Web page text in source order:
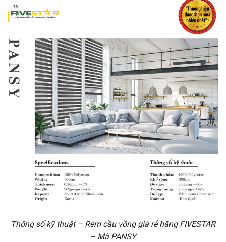
Thông số kỹ thuật – Rèm cầu vồng giá rẻ hãng FIVESTAR
– Mã PANSY